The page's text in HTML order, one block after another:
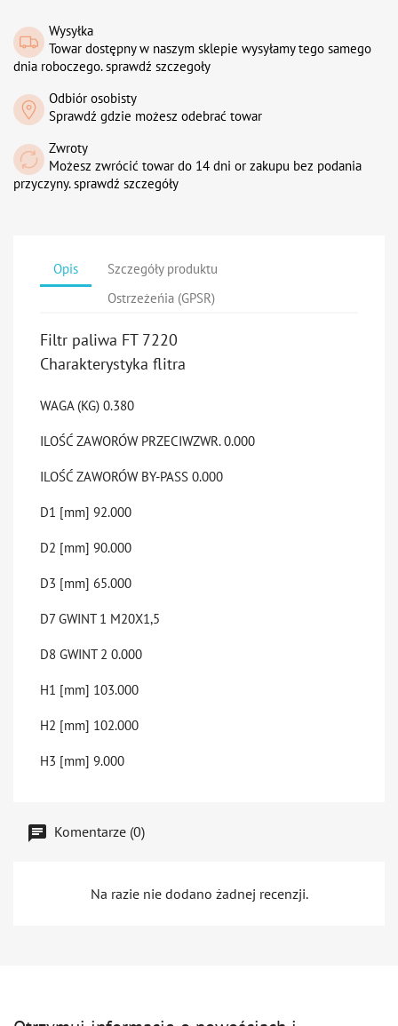
Wysyłka
Towar dostępny w naszym sklepie wysyłamy tego samego
dnia roboczego. sprawdź szczegoły
Odbiór osobisty
Sprawdź gdzie możesz odebrać towar
Zwroty
Możesz zwrócić towar do 14 dni or zakupu bez podania
przyczyny. sprawdź szczegóły
Opis
Szczegóły produktu
Ostrzeżeńia (GPSR)
Filtr paliwa FT 7220
Charakterystyka flitra
WAGA (KG) 0.380
ILOŚĆ ZAWORÓW PRZECIWZWR.0.000
ILOŚĆ ZAWORÓW BY-PASS 0.000
D1 [mm] 92.000
D2 [mm] 90.000
D3 [mm] 65.000
D7 GWINT 1 M20X1,5
D8 GWINT 2 0.000
H1 [mm] 103.000
H2 [mm] 102.000
H3 [mm] 9.000
Komentarze (0)
Na razie nie dodano żadnej recenzji.